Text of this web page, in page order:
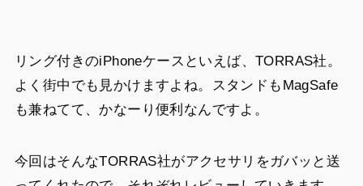
リング付きのiPhoneケースといえば、TORRAS社。
よく街中でも見かけますよね。スタンドもMagSafe
も兼ねてて、かなーり便利なんですよ。
今回はそんなTORRAS社がアクセサリをガバッと送